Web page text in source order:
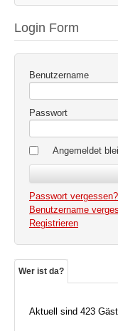
Login Form
Benutzername
Passwort
Angemeldet
Passwort vergessen?
Benutzername
Registrieren
Wer ist da?
Aktuell sind 423